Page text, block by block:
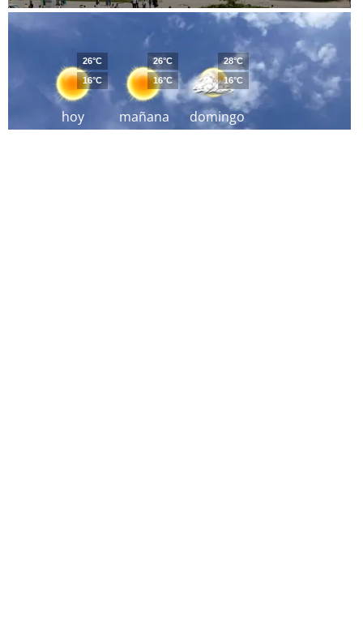
hoy
26°C
16°C
mañana
26°C
16°C
domingo
28°C
16°C